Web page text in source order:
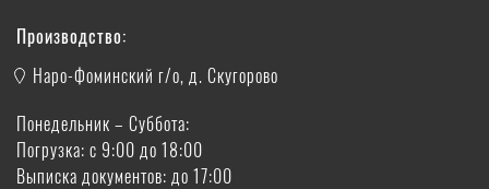
Производство:
Наро-Фоминский г/о, д. Скугорово
Понедельник – Суббота:
Погрузка: с 9:00 до 18:00
Выписка документов: до 17:00